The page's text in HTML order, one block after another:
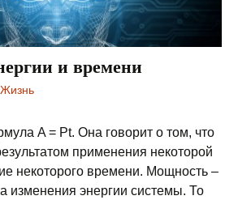
и времени
Жизнь
A = Pt. Она говорит о том, что
применения некоторой
некоторого времени. Мощность –
изменения энергии системы. То